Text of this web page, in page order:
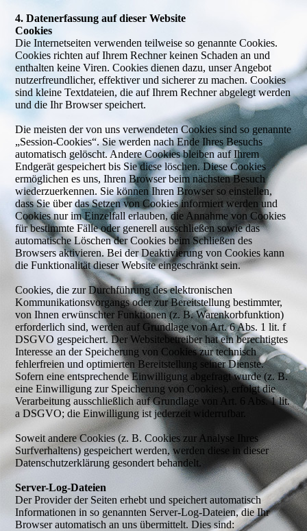
4. Datenerfassung auf dieser Website
Cookies
Die Internetseiten verwenden teilweise so genannte Cookies.
Cookies richten auf Ihrem Rechner keinen Schaden an und
enthalten keine Viren. Cookies dienen dazu, unser Angebot
nutzerfreundlicher, effektiver und sicherer zu machen. Cookies
sind kleine Textdateien, die auf Ihrem Rechner abgelegt werden
und die Ihr Browser speichert.
Die meisten der von uns verwendeten Cookies sind so genannte
„Session-Cookies“. Sie werden nach Ende Ihres Besuchs
automatisch gelöscht. Andere Cookies bleiben auf Ihrem
Endgerät gespeichert bis Sie diese löschen. Diese Cookies
ermöglichen es uns, Ihren Browser beim nächsten Besuch
wiederzuerkennen. Sie können Ihren Browser so einstellen,
dass Sie über das Setzen von Cookies informiert werden und
Cookies nur im Einzelfall erlauben, die Annahme von Cookies
für bestimmte Fälle oder generell ausschließen sowie das
automatische Löschen der Cookies beim Schließen des
Browsers aktivieren. Bei der Deaktivierung von Cookies kann
die Funktionalität dieser Website eingeschränkt sein.
Cookies, die zur Durchführung des elektronischen
Kommunikationsvorgangs oder zur Bereitstellung bestimmter,
von Ihnen erwünschter Funktionen (z. B. Warenkorbfunktion)
erforderlich sind, werden auf Grundlage von Art. 6 Abs. 1 lit. f
DSGVO gespeichert. Der Websitebetreiber hat ein berechtigtes
Interesse an der Speicherung von Cookies zur technisch
fehlerfreien und optimierten Bereitstellung seiner Dienste.
Sofern eine entsprechende Einwilligung abgefragt wurde (z. B.
eine Einwilligung zur Speicherung von Cookies), erfolgt die
Verarbeitung ausschließlich auf Grundlage von Art. 6 Abs. 1 lit.
a DSGVO; die Einwilligung ist jederzeit widerrufbar.
Soweit andere Cookies (z. B. Cookies zur Analyse Ihres
Surfverhaltens) gespeichert werden, werden diese in dieser
Datenschutzerklärung gesondert behandelt.
Server-Log-Dateien
Der Provider der Seiten erhebt und speichert automatisch
Informationen in so genannten Server-Log-Dateien, die Ihr
Browser automatisch an uns übermittelt. Dies sind: